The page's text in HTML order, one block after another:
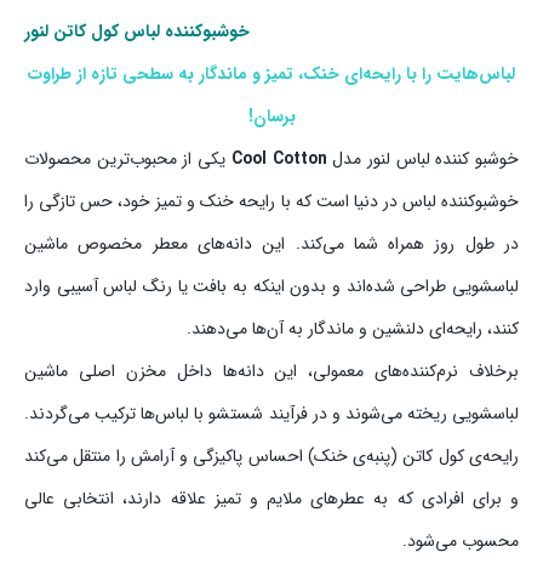
خوشبوکننده لباس کول کاتن لنور
لباس‌هایت را با رایحه‌ای خنک، تمیز و ماندگار به سطحی تازه از طراوت
برسان!
خوشبو کننده لباس لنور مدل Cool Cotton یکی از محبوب‌ترین محصولات
خوشبوکننده لباس در دنیا است که با رایحه خنک و تمیز خود، حس تازگی را
در طول روز همراه شما می‌کند. این دانه‌های معطر مخصوص ماشین
لباسشویی طراحی شده‌اند و بدون اینکه به بافت یا رنگ لباس آسیبی وارد
کنند، رایحه‌ای دلنشین و ماندگار به آن‌ها می‌دهند.
برخلاف نرم‌کننده‌های معمولی، این دانه‌ها داخل مخزن اصلی ماشین
لباسشویی ریخته می‌شوند و در فرآیند شستشو با لباس‌ها ترکیب می‌گردند.
رایحه‌ی کول کاتن (پنبه‌ی خنک) احساس پاکیزگی و آرامش را منتقل می‌کند
و برای افرادی که به عطرهای ملایم و تمیز علاقه دارند، انتخابی عالی
محسوب می‌شود.